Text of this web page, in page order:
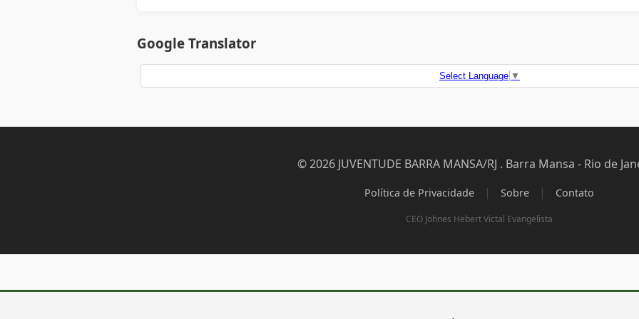
Google Translator
Select Language ▼
© 2026 JUVENTUDE BARRA MANSA/RJ . Barra Mansa - Rio de
Política de Privacidade | Sobre | Contato
CEO Johnes Hebert Victal Evangelista